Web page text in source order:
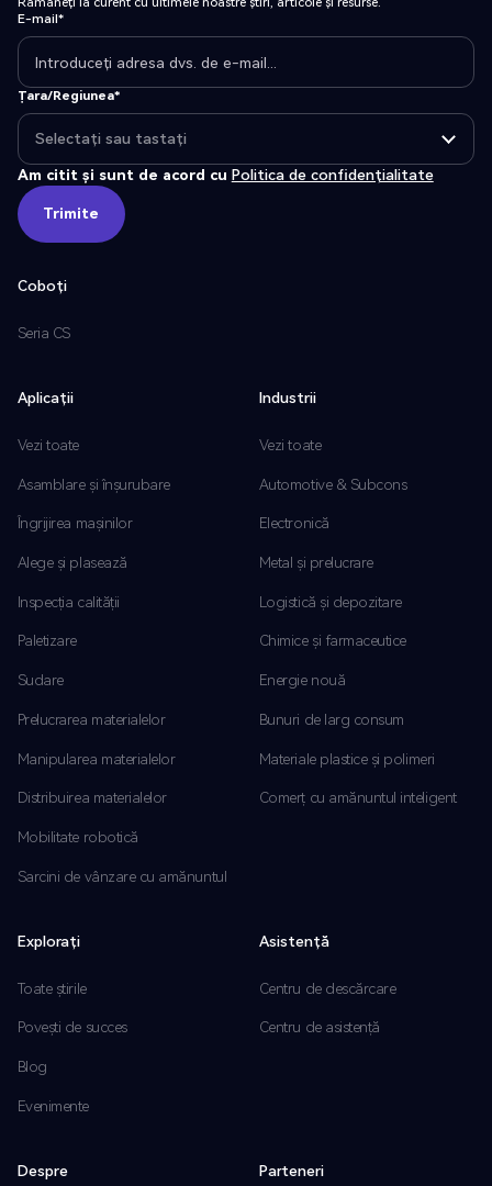
E-mail*
Țara/Regiunea*
Am citit și sunt de acord cu Politica de confidențialitate
Trimite
Trimite
Coboți
Seria CS
Aplicații
Vezi toate
Asamblare și înșurubare
Îngrijirea mașinilor
Alege și plasează
Inspecția calității
Paletizare
Sudare
Prelucrarea materialelor
Manipularea materialelor
Distribuirea materialelor
Mobilitate robotică
Sarcini de vânzare cu amănuntul
Industrii
Vezi toate
Automotive & Subcons
Electronică
Metal și prelucrare
Logistică și depozitare
Chimice și farmaceutice
Energie nouă
Bunuri de larg consum
Materiale plastice și polimeri
Comerț cu amănuntul inteligent
Explorați
Toate știrile
Povești de succes
Blog
Evenimente
Asistență
Centru de descărcare
Centru de asistență
Despre Parteneri